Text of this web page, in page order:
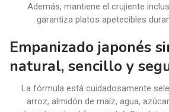
Además, mantiene el crujiente
garantiza platos apetecibles
Empanizado japonés
natural, sencillo y
La fórmula está cuidadosamente
arroz, almidón de maíz, agua,